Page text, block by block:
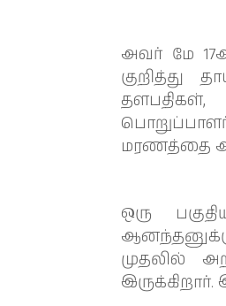
அவர் மே
குறித்து
மரணத்தை
ஒரு
முதலில்